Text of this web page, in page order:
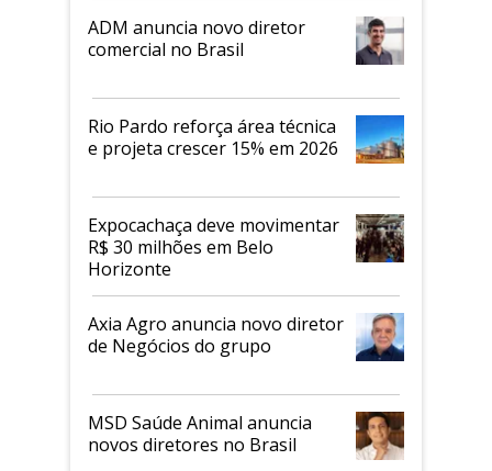
ADM anuncia novo diretor
comercial no Brasil
Rio Pardo reforça área técnica
e projeta crescer 15% em 2026
Expocachaça deve movimentar
R$ 30 milhões em Belo
Horizonte
Axia Agro anuncia novo diretor
de Negócios do grupo
MSD Saúde Animal anuncia
novos diretores no Brasil